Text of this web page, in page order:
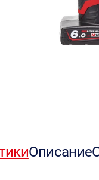
Описание